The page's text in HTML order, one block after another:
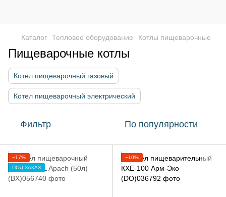
Каталог Тепловое оборудование Котлы пищеварочные
Пищеварочные котлы
Котел пищеварочный газовый
Котел пищеварочный электрический
Фильтр По популярности
−17%
ПОД ЗАКАЗ
−10%